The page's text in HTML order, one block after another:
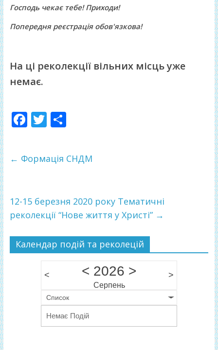
Господь чекає тебе! Приходи!
Попередня реєстрація обов'язкова!
На ці реколекції вільних місць уже
немає.
F
b
o
k
T
itt
er
П
ді
л
т
и
← Формація СНДМ
12-15 березня 2020 року Тематичні
реколекції “Нове життя у Христі” →
Календар подій та реколецій
< < 2026 >
Серпень
>
Список
Немає Подій